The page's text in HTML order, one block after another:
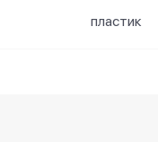
пластик